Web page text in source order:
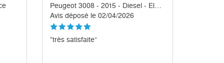
Peugeot 3008 - 2015 - Diesel - Electrique
Avis déposé le 02/04/2026
“très satisfaite”